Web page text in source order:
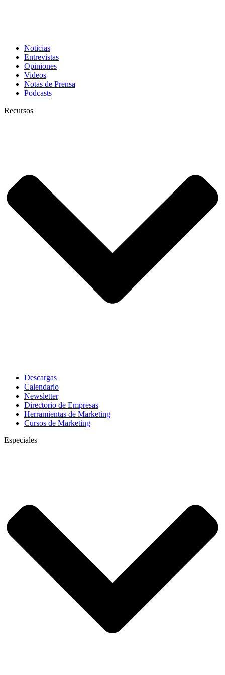
Noticias
Entrevistas
Opiniones
Videos
Notas de Prensa
Podcasts
Recursos
Descargas
Calendario
Newsletter
Directorio de Empresas
Herramientas de Marketing
Cursos de Marketing
Especiales